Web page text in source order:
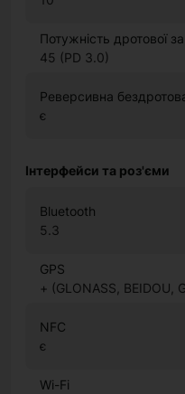
Потужність дротової
45 (PD 3.0)
Реверсивна
є
Інтерфейси та роз'єми
Bluetooth
5.3
GPS
+ (GLONASS, BEIDOU,
NFC
є
Wi-Fi